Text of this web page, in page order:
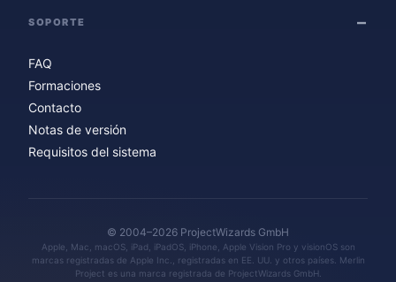
SOPORTE
FAQ
Formaciones
Contacto
Notas de versión
Requisitos del sistema
© 2004–2026 ProjectWizards GmbH
Apple, Mac, macOS, iPad, iPadOS, iPhone, Apple Vision Pro y visionOS son
marcas registradas de Apple Inc., registradas en EE. UU. y otros países. Merlin
Project es una marca registrada de ProjectWizards GmbH.